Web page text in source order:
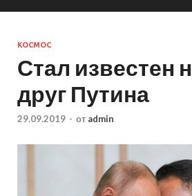
КОСМОС
Стал известен
друг Путина
29.09.2019 - от admin